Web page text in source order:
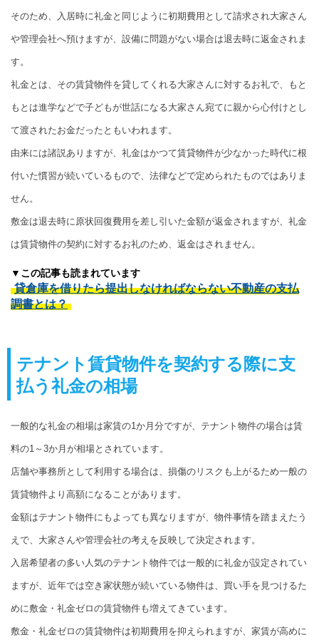
そのため、入居時に礼金と同じように初期費用として請求され大家さん
や管理会社へ預けますが、設備に問題がない場合は退去時に返金されま
す。
礼金とは、その賃貸物件を貸してくれる大家さんに対するお礼で、もと
もとは進学などで子どもが世話になる大家さん宛てに親から心付けとし
て渡されたお金だったともいわれます。
由来には諸説ありますが、礼金はかつて賃貸物件が少なかった時代に根
付いた慣習が続いているもので、法律などで定められたものではありま
せん。
敷金は退去時に原状回復費用を差し引いた金額が返金されますが、礼金
は賃貸物件の契約に対するお礼のため、返金はされません。
▼この記事も読まれています
貸倉庫を借りたら提出しなければならない不動産の支払
調書とは？
テナント賃貸物件を契約する際に支
払う礼金の相場
一般的な礼金の相場は家賃の1か月分ですが、テナント物件の場合は賃
料の1～3か月が相場とされています。
店舗や事務所として利用する場合は、損傷のリスクも上がるため一般の
賃貸物件より高額になることがあります。
金額はテナント物件にもよっても異なりますが、物件事情を踏まえたう
えで、大家さんや管理会社の考えを反映して決定されます。
入居希望者の多い人気のテナント物件では一般的に礼金が設定されてい
ますが、近年では空き家状態が続いている物件は、買い手を見つけるた
めに敷金・礼金ゼロの賃貸物件も増えてきています。
敷金・礼金ゼロの賃貸物件は初期費用を抑えられますが、家賃が高めに